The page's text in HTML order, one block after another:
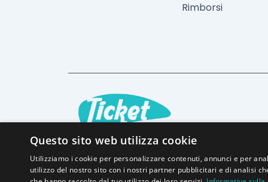
Rimborsi
DUE MONDI TICKET s.a.s, Piazza della
Questo sito web utilizza cookie
Utilizziamo i cookie per personalizzare contenuti, annunci e per
utilizzo del nostro sito con i nostri partner pubblicitari e di analisi